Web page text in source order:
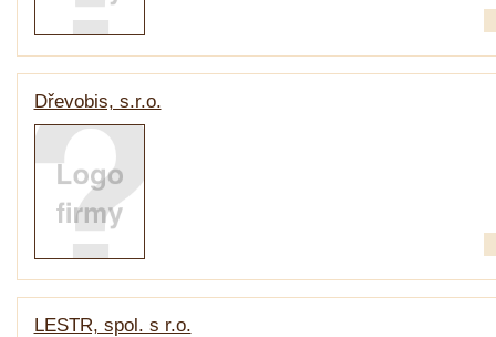
Dřevobis, s.r.o.
LESTR, spol. s r.o.